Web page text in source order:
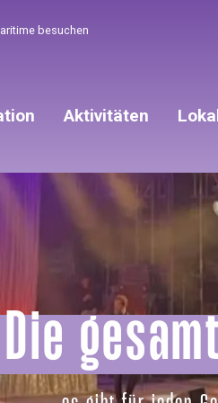
besuchen
Aktivitäten
Die